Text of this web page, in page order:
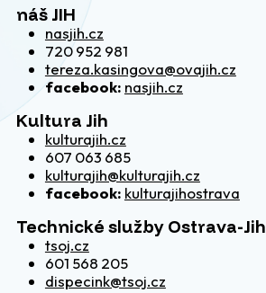
náš JIH
nasjih.cz
720 952 981
tereza.kasingova@ovajih.cz
facebook: nasjih.cz
Kultura Jih
kulturajih.cz
607 063 685
kulturajih@kulturajih.cz
facebook: kulturajihostrava
Technické služby Ostrava-Jih
tsoj.cz
601 568 205
dispecink@tsoj.cz